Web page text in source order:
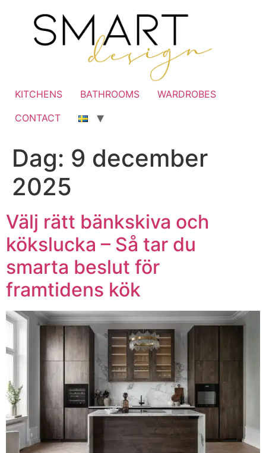
KITCHENS BATHROOMS
WARDROBES
CONTACT
Dag: 9 december
2025
Välj rätt bänkskiva och
kökslucka – Så tar du
smarta beslut för
framtidens kök